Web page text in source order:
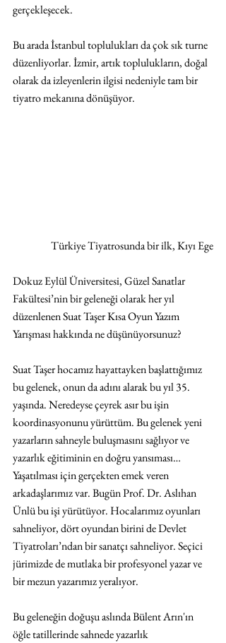
gerçekleşecek.
Bu arada İstanbul toplulukları da çok sık turne
düzenliyorlar. İzmir, artık toplulukların, doğal
olarak da izleyenlerin ilgisi nedeniyle tam bir
tiyatro mekanına dönüşüyor.
Türkiye Tiyatrosunda bir ilk, Kıyı Ege
Dokuz Eylül Üniversitesi, Güzel Sanatlar
Fakültesi’nin bir geleneği olarak her yıl
düzenlenen Suat Taşer Kısa Oyun Yazım
Yarışması hakkında ne düşünüyorsunuz?
Suat Taşer hocamız hayattayken başlattığımız
bu gelenek, onun da adını alarak bu yıl 35.
yaşında. Neredeyse çeyrek asır bu işin
koordinasyonunu yürüttüm. Bu gelenek yeni
yazarların sahneyle buluşmasını sağlıyor ve
yazarlık eğitiminin en doğru yansıması…
Yaşatılması için gerçekten emek veren
arkadaşlarımız var. Bugün Prof. Dr. Aslıhan
Ünlü bu işi yürütüyor. Hocalarımız oyunları
sahneliyor, dört oyundan birini de Devlet
Tiyatroları’ndan bir sanatçı sahneliyor. Seçici
jürimizde de mutlaka bir profesyonel yazar ve
bir mezun yazarımız yeralıyor.
Bu geleneğin doğuşu aslında Bülent Arın'ın
öğle tatillerinde sahnede yazarlık